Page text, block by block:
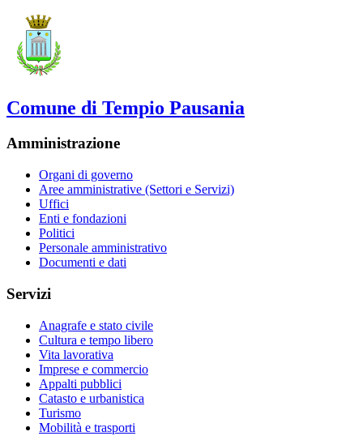
Comune di Tempio Pausania
Amministrazione
Organi di governo
Aree amministrative (Settori e Servizi)
Uffici
Enti e fondazioni
Politici
Personale amministrativo
Documenti e dati
Servizi
Anagrafe e stato civile
Cultura e tempo libero
Vita lavorativa
Imprese e commercio
Appalti pubblici
Catasto e urbanistica
Turismo
Mobilità e trasporti